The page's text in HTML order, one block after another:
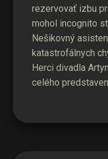
rezervovať izbu
mohol incognito
Nešikovný
katastrofálnych
Herci divadla
celého